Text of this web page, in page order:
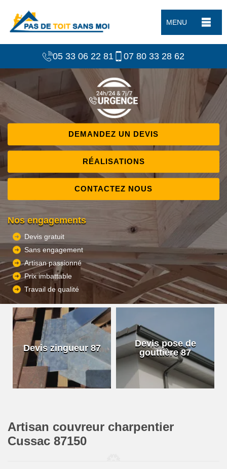
MENU
05 33 06 22 81 07 80 33 28 62
DEMANDEZ UN DEVIS
RÉALISATIONS
CONTACTEZ NOUS
Nos engagements
Devis gratuit
Sans engagement
Artisan passionné
Prix imbattable
Travail de qualité
Devis zingueur 87
Devis pose de
gouttière 87
Artisan couvreur charpentier
Cussac 87150